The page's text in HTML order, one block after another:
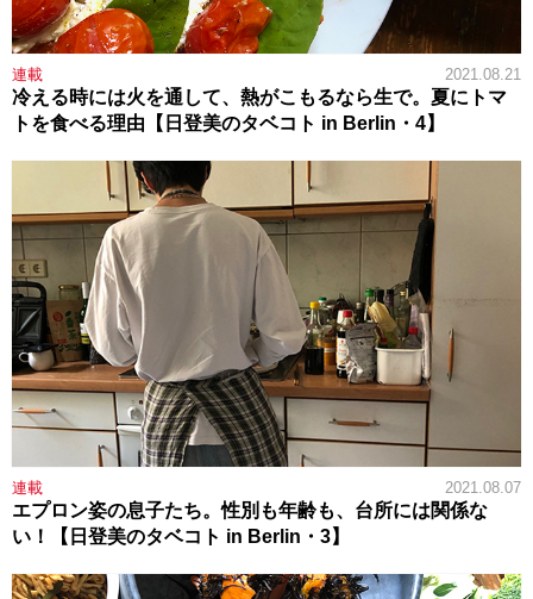
連載 2021.08.21
冷える時には火を通して、熱がこもるなら生で。夏にトマ
トを食べる理由【日登美のタベコト in Berlin・4】
連載 2021.08.07
エプロン姿の息子たち。性別も年齢も、台所には関係な
い！【日登美のタベコト in Berlin・3】